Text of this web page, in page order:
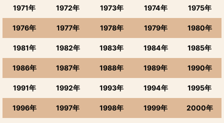
1971年 1972年 1973年 1974年 1975年
1976年 1977年 1978年 1979年 1980年
1981年 1982年 1983年 1984年 1985年
1986年 1987年 1988年 1989年 1990年
1991年 1992年 1993年 1994年 1995年
1996年 1997年 1998年 1999年 2000年